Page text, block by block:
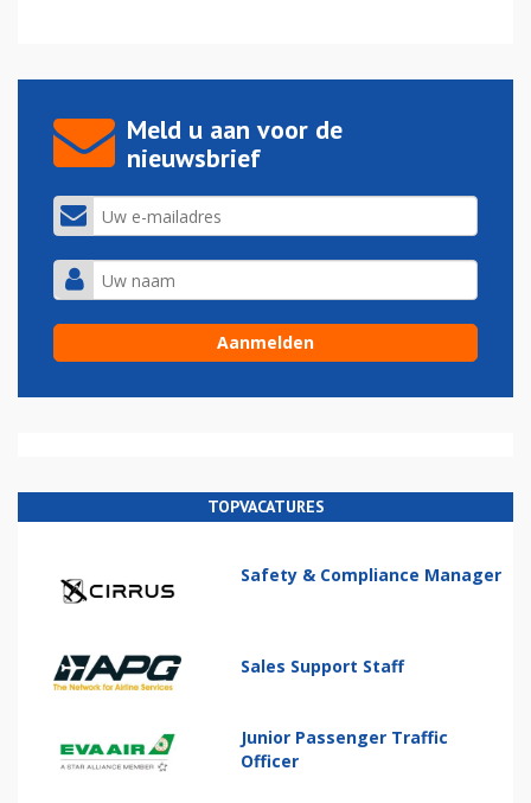
Meld u aan voor de
nieuwsbrief
TOPVACATURES
Safety & Compliance Manager
Sales Support Staff
Junior Passenger Traffic
Officer